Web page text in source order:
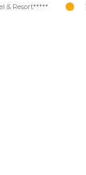
& Resort*****